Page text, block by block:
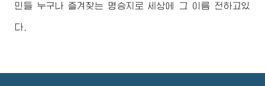
민들 누구나 즐겨찾는 명승지로 세상에 그 이름 전하고있
다.